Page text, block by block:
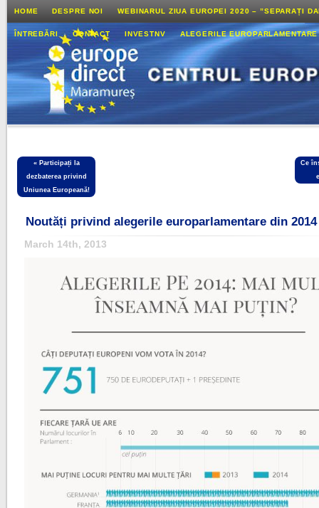
HOME DESPRE NOI WEBINARUL ZIUA EUROPEI 2020 – ”SEPARAȚI
ÎNTREBĂRI CONTACT INVESTNV ALEGERILE
« Participați la
dezbaterea privind
Uniunea Europeană!
Ce
Noutăți privind alegerile europarlamentare din 2014
March 14th, 2013